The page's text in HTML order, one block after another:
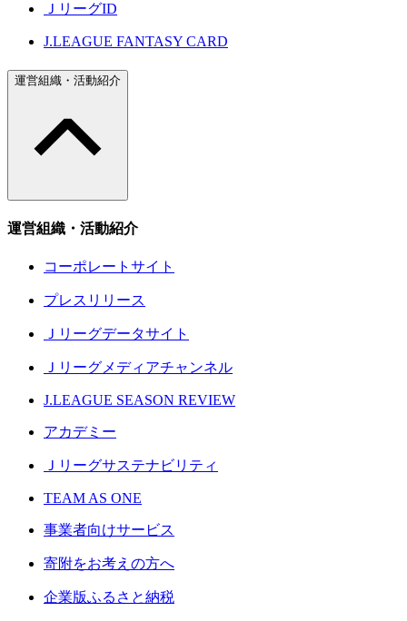
ＪリーグID
J.LEAGUE FANTASY CARD
運営組織・活動紹介
運営組織・活動紹介
コーポレートサイト
プレスリリース
Ｊリーグデータサイト
Ｊリーグメディアチャンネル
J.LEAGUE SEASON REVIEW
アカデミー
Ｊリーグサステナビリティ
TEAM AS ONE
事業者向けサービス
寄附をお考えの方へ
企業版ふるさと納税